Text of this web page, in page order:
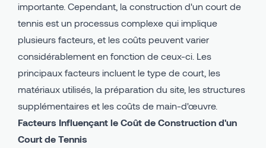
importante. Cependant, la construction d'un court de
tennis est un processus complexe qui implique
plusieurs facteurs, et les coûts peuvent varier
considérablement en fonction de ceux-ci. Les
principaux facteurs incluent le type de court, les
matériaux utilisés, la préparation du site, les structures
supplémentaires et les coûts de main-d'œuvre.
Facteurs Influençant le Coût de Construction d'un
Court de Tennis